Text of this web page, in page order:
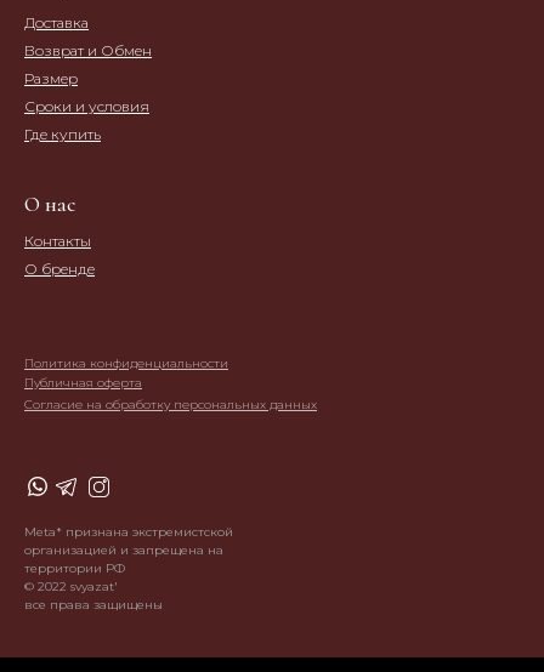
Политика конфиденциальности
Публичная оферта
О нас
Контакты
О бренде
Где купить
Доставка
Возврат и Обмен
Размер
Сроки и условия
Согласие на обработку персональных данных
Meta* признана экстремистской
организацией и запрещена на
территории РФ
© 2022 svyazat'
все права защищены